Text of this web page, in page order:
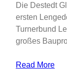
Die Destedt
ersten
Turnerbund
großes
Read More